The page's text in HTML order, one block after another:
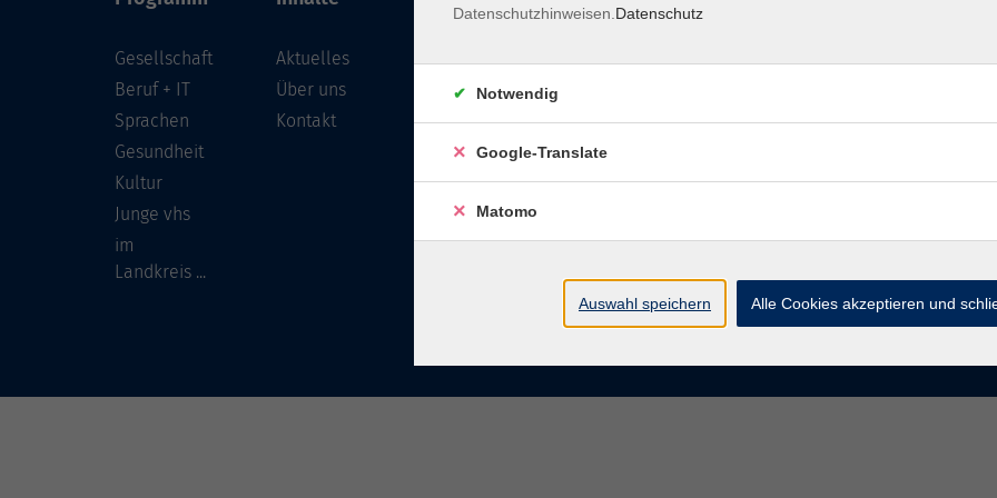
Gesellschaft
Beruf + IT
Sprachen
Gesundheit
Kultur
Junge vhs
im
Landkreis ...
Aktuelles
Über uns
Kontakt
96450 Coburg
info@vhs-coburg.de
Tel: 09561 8825-0
Datenschutzhinweisen. Datenschutz
Notwendig
Google-Translate
Matomo
Auswahl speichern Alle Cookies akzeptieren und